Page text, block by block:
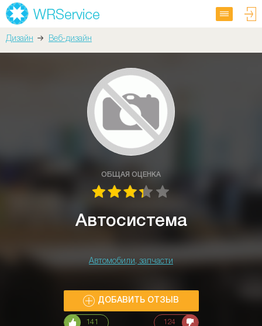
Дизайн Веб-дизайн
ОБЩАЯ ОЦЕНКА
Автосистема
Автомобили, запчасти
ДОБАВИТЬ ОТЗЫВ
141 124